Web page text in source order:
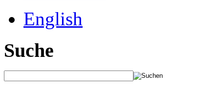
English
Suche